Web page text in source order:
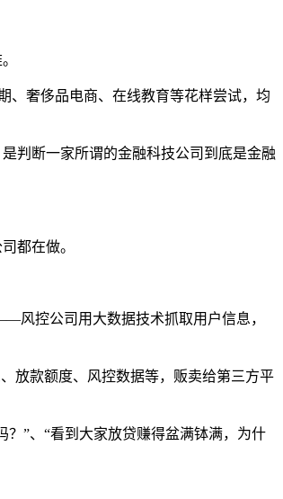
、奢侈品电商、在线教育等花样尝试，均
是判断一家所谓的金融科技公司到底是金融
都在做。
风控公司用大数据技术抓取用户信息，
放款额度、风控数据等，贩卖给第三方平
”、“看到大家放贷赚得盆满钵满，为什